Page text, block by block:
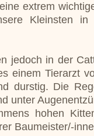
extrem
Kleinsten in
jedoch in der
einem Tierarzt
durstig. Die
unter
hohen
Baumeister/-